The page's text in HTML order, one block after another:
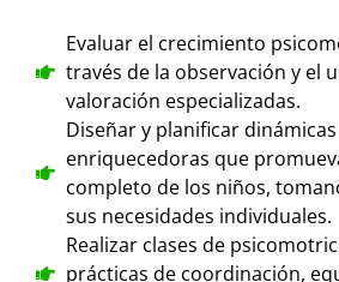
Evaluar el crecimiento
través de la observación y el
valoración especializadas.
Diseñar y planificar
enriquecedoras que
completo de los niños,
sus necesidades individuales.
Realizar clases de
prácticas de coordinación,